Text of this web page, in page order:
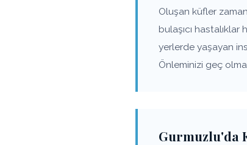
Oluşan küfler
bulaşıcı
yerlerde yaşayan
Önleminizi geç
Gurmuzlu'da